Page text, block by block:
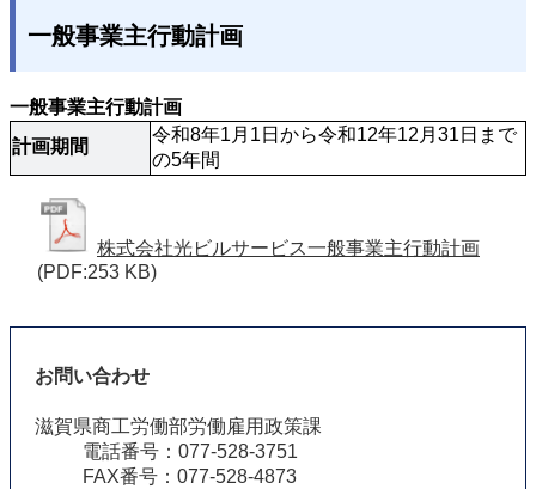
一般事業主行動計画
一般事業主行動計画
計画期間
令和8年1月1日から令和12年12月31日まで
の5年間
株式会社光ビルサービス一般事業主行動計画
(PDF:253 KB)
お問い合わせ
滋賀県商工労働部労働雇用政策課
電話番号：077-528-3751
FAX番号：077-528-4873